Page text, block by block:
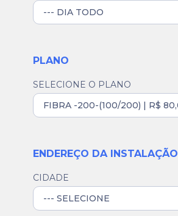
PLANO
SELECIONE O PLANO
ENDEREÇO DA INSTALAÇÃO
CIDADE